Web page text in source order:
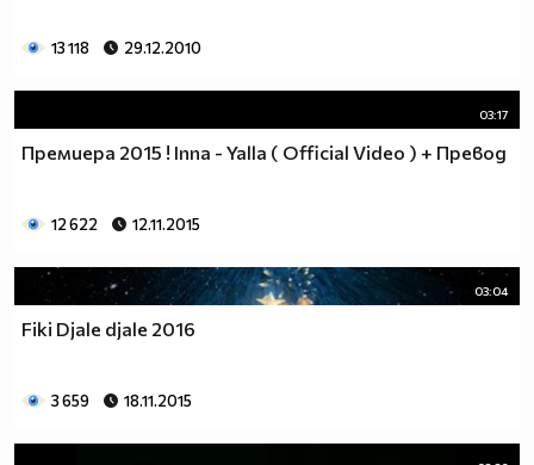
13 118 29.12.2010
03:17
Премиера 2015 ! Inna - Yalla ( Official Video ) + Превод
12 622 12.11.2015
03:04
Fiki Djale djale 2016
3 659 18.11.2015